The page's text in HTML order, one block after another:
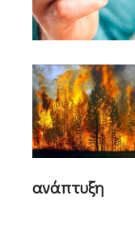
ανάπτυξη